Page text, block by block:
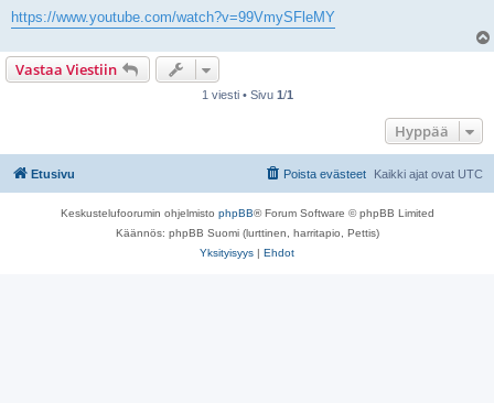
https://www.youtube.com/watch?v=99VmySFleMY
Vastaa Viestiin
1 viesti • Sivu 1/1
Hyppää
Etusivu Kaikki ajat ovat UTC
Poista evästeet
Keskustelufoorumin ohjelmisto phpBB® Forum Software © phpBB Limited
Käännös: phpBB Suomi (lurttinen, harritapio, Pettis)
Yksityisyys | Ehdot